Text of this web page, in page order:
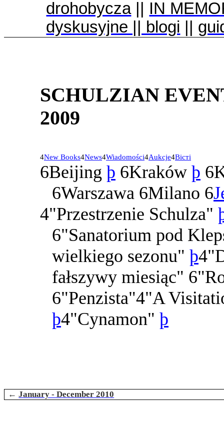
drohobycza|| IN
dyskusyjne || blogi
SCHULZIAN
2009
4New Books4News4Wiadomości4Aukcje4Вiстi
6Beijing þ 6Kraków þ 6
6Warszawa 6Milano 6
4"Przestrzenie Schulza"
6"Sanatorium pod
wielkiego sezonu" þ4
fałszywy miesiąc" 6
6"Penzista"4"A
þ4"Cynamon" þ
←January - December 2010